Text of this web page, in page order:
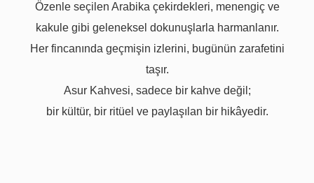
Özenle seçilen Arabika çekirdekleri, menengiç ve
kakule gibi geleneksel dokunuşlarla harmanlanır.
Her fincanında geçmişin izlerini, bugünün zarafetini
taşır.
Asur Kahvesi, sadece bir kahve değil;
bir kültür, bir ritüel ve paylaşılan bir hikâyedir.